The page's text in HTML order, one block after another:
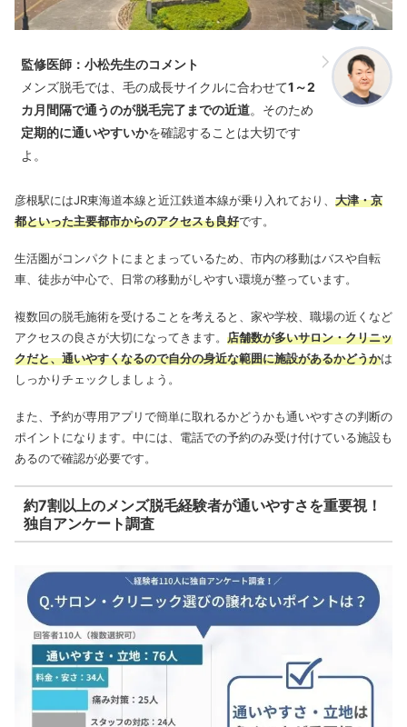
監修医師：小松先生のコメント
メンズ脱毛では、毛の成長サイクルに合わせて1～2
カ月間隔で通うのが脱毛完了までの近道。そのため
定期的に通いやすいかを確認することは大切です
よ。
彦根駅にはJR東海道本線と近江鉄道本線が乗り入れており、 大津・京
都といった主要都市からのアクセスも良好です。
生活圏がコンパクトにまとまっているため、市内の移動はバスや自転
車、徒歩が中心で、日常の移動がしやすい環境が整っています。
複数回の脱毛施術を受けることを考えると、家や学校、職場の近くなど
アクセスの良さが大切になってきます。 店舗数が多いサロン・クリニッ
クだと、通いやすくなるので自分の身近な範囲に施設があるかどうかは
しっかりチェックしましょう。
また、予約が専用アプリで簡単に取れるかどうかも通いやすさの判断の
ポイントになります。中には、電話での予約のみ受け付けている施設も
あるので確認が必要です。
約7割以上のメンズ脱毛経験者が通いやすさを重要視！
独自アンケート調査